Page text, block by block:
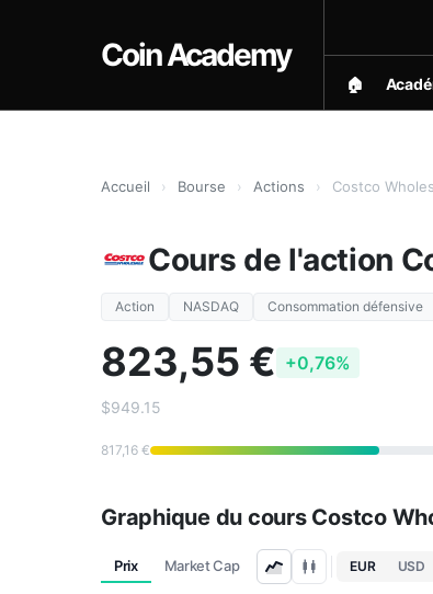
Coin Academy
🏠︎
Accueil › Bourse › Actions › Costco
Cours de l'action
Action NASDAQ Consommation défensive
823,55 € +0,76%
$949.15
817,16 €
Graphique du cours Costco
Prix Market Cap EUR USD